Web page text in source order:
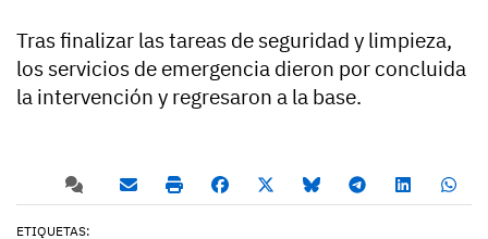
Tras finalizar las tareas de seguridad y limpieza,
los servicios de emergencia dieron por concluida
la intervención y regresaron a la base.
ETIQUETAS: